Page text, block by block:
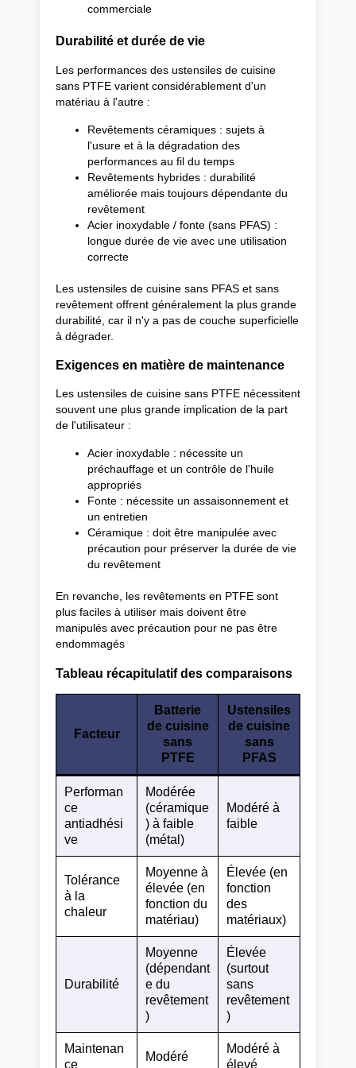
commerciale
Durabilité et durée de vie
Les performances des ustensiles de cuisine
sans PTFE varient considérablement d'un
matériau à l'autre :
Revêtements céramiques : sujets à
l'usure et à la dégradation des
performances au fil du temps
Revêtements hybrides : durabilité
améliorée mais toujours dépendante du
revêtement
Acier inoxydable / fonte (sans PFAS) :
longue durée de vie avec une utilisation
correcte
Les ustensiles de cuisine sans PFAS et sans
revêtement offrent généralement la plus grande
durabilité, car il n'y a pas de couche superficielle
à dégrader.
Exigences en matière de maintenance
Les ustensiles de cuisine sans PTFE nécessitent
souvent une plus grande implication de la part
de l'utilisateur :
Acier inoxydable : nécessite un
préchauffage et un contrôle de l'huile
appropriés
Fonte : nécessite un assaisonnement et
un entretien
Céramique : doit être manipulée avec
précaution pour préserver la durée de vie
du revêtement
En revanche, les revêtements en PTFE sont
plus faciles à utiliser mais doivent être
manipulés avec précaution pour ne pas être
endommagés
Tableau récapitulatif des comparaisons
Facteur
Batterie
de cuisine
sans
PTFE
Ustensiles
de cuisine
sans
PFAS
Performan
ce
antiadhési
ve
Modérée
(céramique
) à faible
(métal)
Modéré à
faible
Tolérance
à la
chaleur
Moyenne à
élevée (en
fonction du
matériau)
Élevée (en
fonction
des
matériaux)
Durabilité
Moyenne
(dépendant
e du
revêtement
)
Élevée
(surtout
sans
revêtement
)
Maintenan
ce
Modéré
Modéré à
élevé